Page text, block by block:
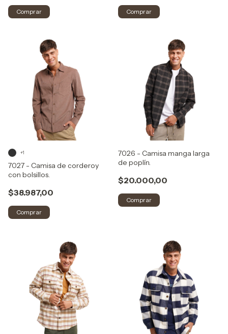
Comprar Comprar
7027 - Camisa de corderoy
con bolsillos.
$38.987,00
+1
Comprar
7026 - Camisa manga larga
de poplín.
$20.000,00
Comprar